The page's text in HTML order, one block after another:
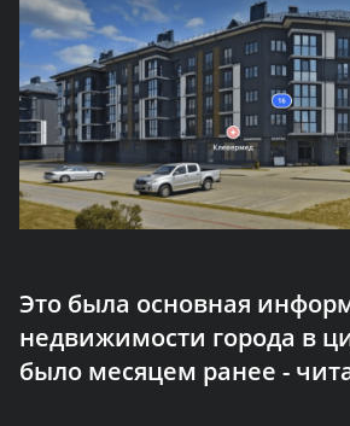
Это была основная
недвижимости города в
было месяцем ранее -